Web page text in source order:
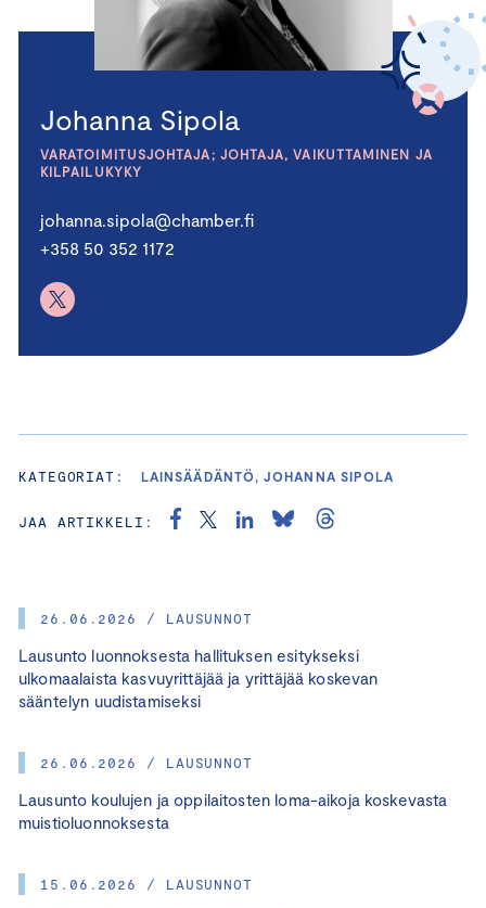
26.06.2026 / LAUSUNNOT
Lausunto luonnoksesta hallituksen esitykseksi
ulkomaalaista kasvuyrittäjää ja yrittäjää koskevan
sääntelyn uudistamiseksi
26.06.2026 / LAUSUNNOT
Lausunto koulujen ja oppilaitosten loma-aikoja koskevasta
muistioluonnoksesta
15.06.2026 / LAUSUNNOT
Johanna Sipola
VARATOIMITUSJOHTAJA; JOHTAJA, VAIKUTTAMINEN JA
KILPAILUKYKY
johanna.sipola@chamber.fi
+358 50 352 1172
KATEGORIAT: LAINSÄÄDÄNTÖ, JOHANNA SIPOLA
JAA ARTIKKELI: